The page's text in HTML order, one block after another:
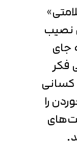
نصیب
جای
فکر
را